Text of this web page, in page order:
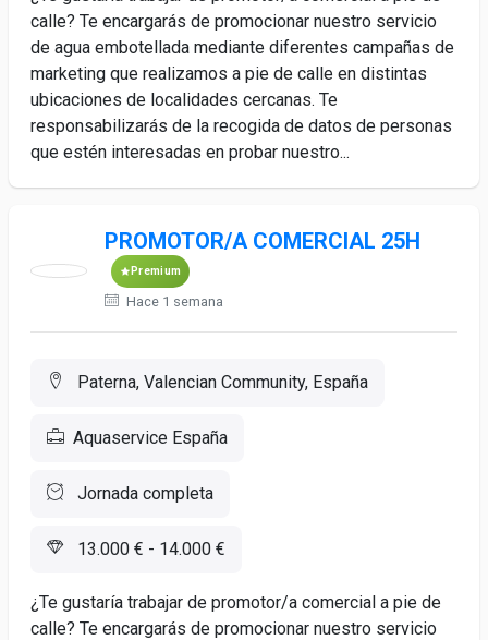
calle? Te encargarás de promocionar nuestro servicio
de agua embotellada mediante diferentes campañas de
marketing que realizamos a pie de calle en distintas
ubicaciones de localidades cercanas. Te
responsabilizarás de la recogida de datos de personas
que estén interesadas en probar nuestro...
PROMOTOR/A COMERCIAL 25H
Premium
Hace 1 semana
Paterna, Valencian Community, España
Aquaservice España
Jornada completa
13.000 € - 14.000 €
¿Te gustaría trabajar de promotor/a comercial a pie de
calle? Te encargarás de promocionar nuestro servicio